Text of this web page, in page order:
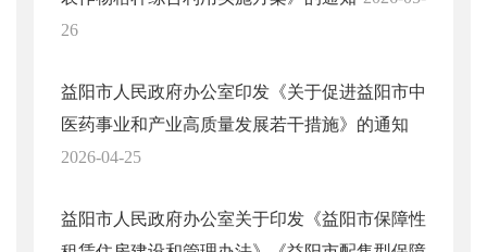
26
益阳市人民政府办公室印发《关于促进益阳市中
医药事业和产业高质量发展若干措施》的通知
2026-04-25
益阳市人民政府办公室关于印发《益阳市保障性